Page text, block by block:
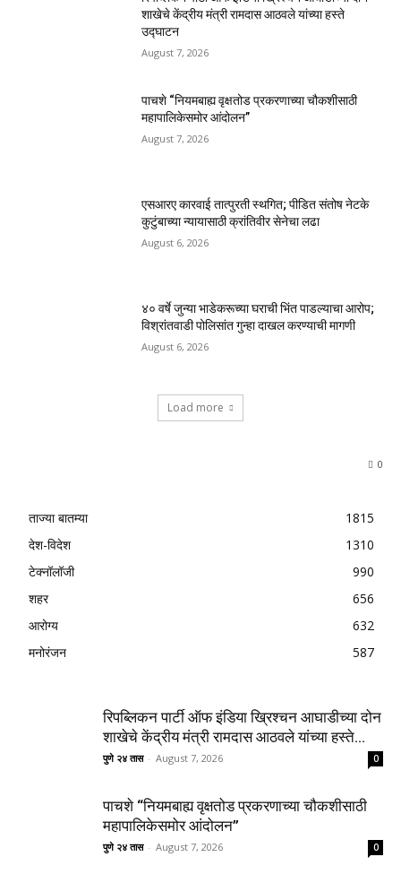
शाखेचे केंद्रीय मंत्री रामदास आठवले यांच्या हस्ते
उद्घाटन
August 7, 2026
पाचशे “नियमबाह्य वृक्षतोड प्रकरणाच्या चौकशीसाठी
महापालिकेसमोर आंदोलन”
August 7, 2026
एसआरए कारवाई तात्पुरती स्थगित; पीडित संतोष नेटके
कुटुंबाच्या न्यायासाठी क्रांतिवीर सेनेचा लढा
August 6, 2026
४० वर्षे जुन्या भाडेकरूच्या घराची भिंत पाडल्याचा आरोप;
विश्रांतवाडी पोलिसांत गुन्हा दाखल करण्याची मागणी
August 6, 2026
Load more
0
ताज्या बातम्या
1815
देश-विदेश
1310
टेक्नॉलॉजी
990
शहर
656
आरोग्य
632
मनोरंजन
587
रिपब्लिकन पार्टी ऑफ इंडिया ख्रिश्चन आघाडीच्या दोन
शाखेचे केंद्रीय मंत्री रामदास आठवले यांच्या हस्ते...
पुणे २४ तास - August 7, 2026 0
पाचशे “नियमबाह्य वृक्षतोड प्रकरणाच्या चौकशीसाठी
महापालिकेसमोर आंदोलन”
पुणे २४ तास - August 7, 2026 0